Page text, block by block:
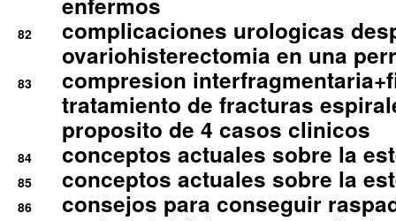
82
complicaciones urologicas
ovariohisterectomia en una
83
compresion
tratamiento de fracturas
proposito de 4 casos clinicos
84 conceptos actuales sobre la
85 conceptos actuales sobre la
86 consejos para conseguir